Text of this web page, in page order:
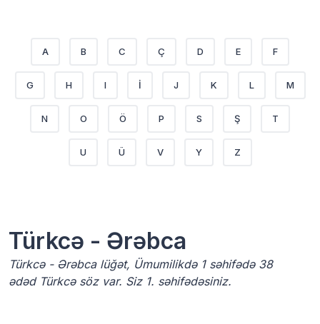
A B C Ç D E F
G H I İ J K L M
N O Ö P S Ş T
U Ü V Y Z
Türkcə - Ərəbca
Türkcə - Ərəbca lüğət, Ümumilikdə 1 səhifədə 38
ədəd Türkcə söz var. Siz 1. səhifədəsiniz.